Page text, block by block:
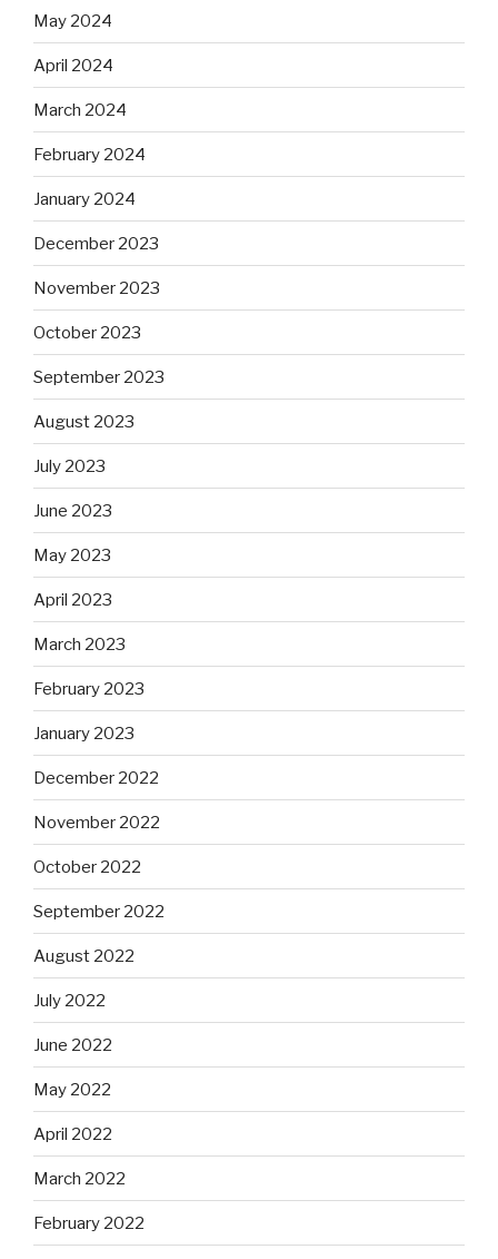
May 2024
April 2024
March 2024
February 2024
January 2024
December 2023
November 2023
October 2023
September 2023
August 2023
July 2023
June 2023
May 2023
April 2023
March 2023
February 2023
January 2023
December 2022
November 2022
October 2022
September 2022
August 2022
July 2022
June 2022
May 2022
April 2022
March 2022
February 2022